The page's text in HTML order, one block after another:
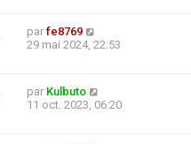
parfe8769
29 mai 2024, 22:53
par Kulbuto
11 oct. 2023, 06:20